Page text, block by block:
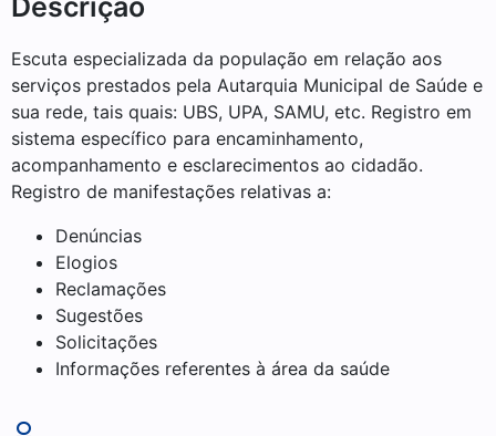
Descrição
Escuta especializada da população em relação aos
serviços prestados pela Autarquia Municipal de Saúde e
sua rede, tais quais: UBS, UPA, SAMU, etc. Registro em
sistema específico para encaminhamento,
acompanhamento e esclarecimentos ao cidadão.
Registro de manifestações relativas a:
Denúncias
Elogios
Reclamações
Sugestões
Solicitações
Informações referentes à área da saúde